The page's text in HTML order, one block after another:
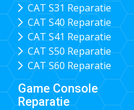
CAT S31 Reparatie
CAT S40 Reparatie
CAT S41 Reparatie
CAT S50 Reparatie
CAT S60 Reparatie
Game Console
Reparatie